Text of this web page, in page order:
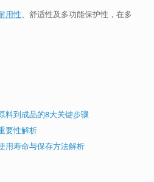
用性 、舒适性及多功能保护性，在多
料到成品的8大关键步骤
要性解析
用寿命与保存方法解析